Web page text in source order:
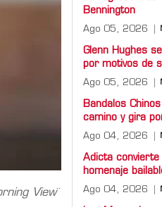
View¨
Bennington
Ago 05, 2026
Glenn Hughes
por motivos de
Ago 05, 2026
Bandalos
camino y gira
Ago 04, 2026
Adicta convierte
homenaje
Ago 04, 2026